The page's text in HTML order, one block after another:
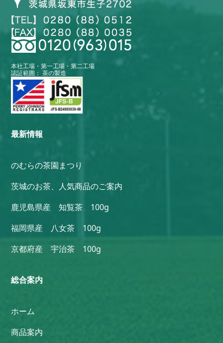
本社工場・第一工場・第二工場
認証範囲： 茶の製造
最新情報
のむらの茶園まつり
茨城のお茶、人気商品のご案内
鹿児島県産 知覧茶 100g
福岡県産 八女茶 100g
京都府産 宇治茶 100g
総合案内
ホーム
商品案内